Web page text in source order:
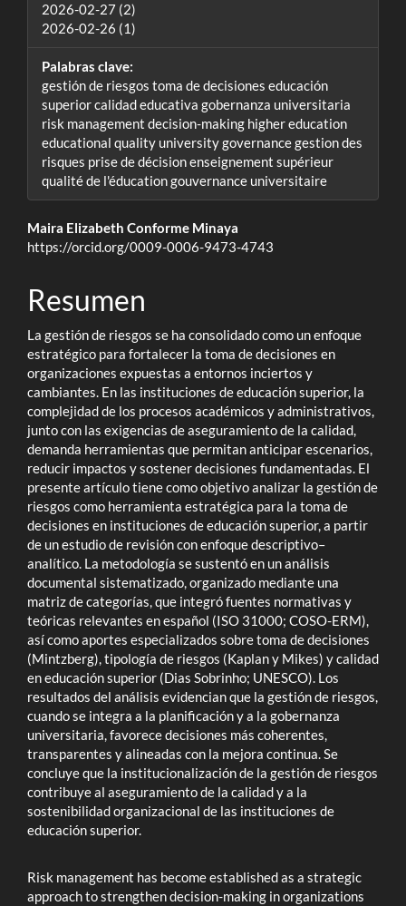
2026-02-27 (2)
2026-02-26 (1)
Palabras clave:
gestión de riesgos toma de decisiones educación
superior calidad educativa gobernanza universitaria
risk management decision-making higher education
educational quality university governance gestion des
risques prise de décision enseignement supérieur
qualité de l'éducation gouvernance universitaire
Contenido
principal
del
artículo
Maira Elizabeth Conforme Minaya
https://orcid.org/0009-0006-9473-4743
Resumen
La gestión de riesgos se ha consolidado como un enfoque
estratégico para fortalecer la toma de decisiones en
organizaciones expuestas a entornos inciertos y
cambiantes. En las instituciones de educación superior, la
complejidad de los procesos académicos y administrativos,
junto con las exigencias de aseguramiento de la calidad,
demanda herramientas que permitan anticipar escenarios,
reducir impactos y sostener decisiones fundamentadas. El
presente artículo tiene como objetivo analizar la gestión de
riesgos como herramienta estratégica para la toma de
decisiones en instituciones de educación superior, a partir
de un estudio de revisión con enfoque descriptivo–
analítico. La metodología se sustentó en un análisis
documental sistematizado, organizado mediante una
matriz de categorías, que integró fuentes normativas y
teóricas relevantes en español (ISO 31000; COSO-ERM),
así como aportes especializados sobre toma de decisiones
(Mintzberg), tipología de riesgos (Kaplan y Mikes) y calidad
en educación superior (Dias Sobrinho; UNESCO). Los
resultados del análisis evidencian que la gestión de riesgos,
cuando se integra a la planificación y a la gobernanza
universitaria, favorece decisiones más coherentes,
transparentes y alineadas con la mejora continua. Se
concluye que la institucionalización de la gestión de riesgos
contribuye al aseguramiento de la calidad y a la
sostenibilidad organizacional de las instituciones de
educación superior.
Risk management has become established as a strategic
approach to strengthen decision-making in organizations